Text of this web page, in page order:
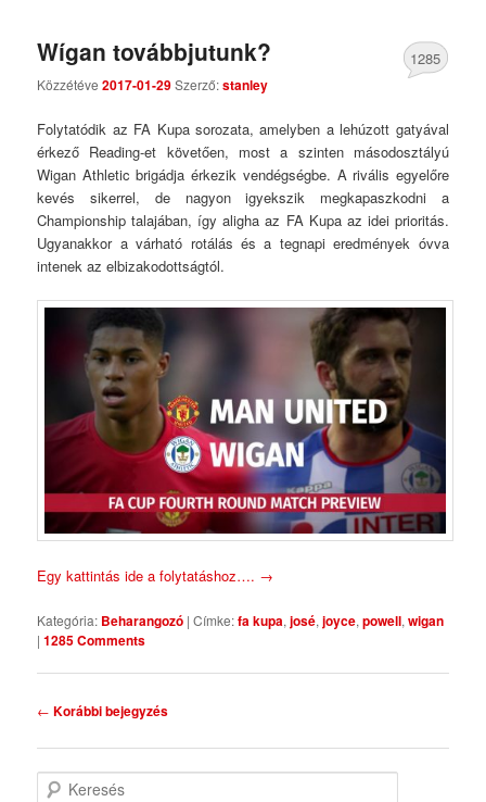
Wígan továbbjutunk?
Közzétéve2017-01-29Szerző:stanley
1285
Folytatódik az FA Kupa sorozata, amelyben a lehúzott gatyával
érkező Reading-et követően, most a szinten másodosztályú
Wigan Athletic brigádja érkezik vendégségbe. A rivális egyelőre
kevés sikerrel, de nagyon igyekszik megkapaszkodni a
Championship talajában, így aligha az FA Kupa az idei prioritás.
Ugyanakkor a várható rotálás és a tegnapi eredmények óvva
intenek az elbizakodottságtól.
Egy kattintás ide a folytatáshoz…. →
Kategória: Beharangozó |Címke:fa kupa,josé,joyce,powell,wigan
|1285 Comments
Bejegyzés navigáció
← Korábbi bejegyzés
Keresés